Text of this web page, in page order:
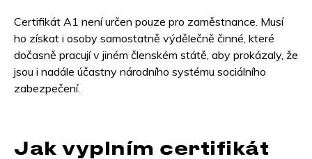
Certifikát A1 není určen pouze pro zaměstnance. Musí
ho získat i osoby samostatně výdělečně činné, které
dočasně pracují v jiném členském státě, aby prokázaly, že
jsou i nadále účastny národního systému sociálního
zabezpečení.
Jak vyplním certifikát